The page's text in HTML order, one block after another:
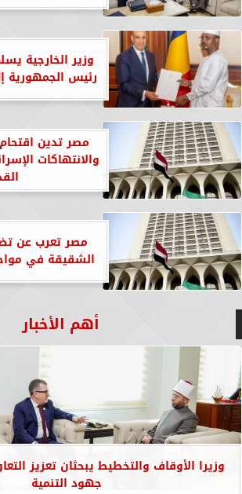
وزير الخارجية
رئيس الجمهورية
مصر تدين
والانتهاكات
مصر تعرب عن
الشقيقة في
أهم الأخبار
وزيرا الأوقاف والتخطيط يبحثان تعزيز
جهود التنمية